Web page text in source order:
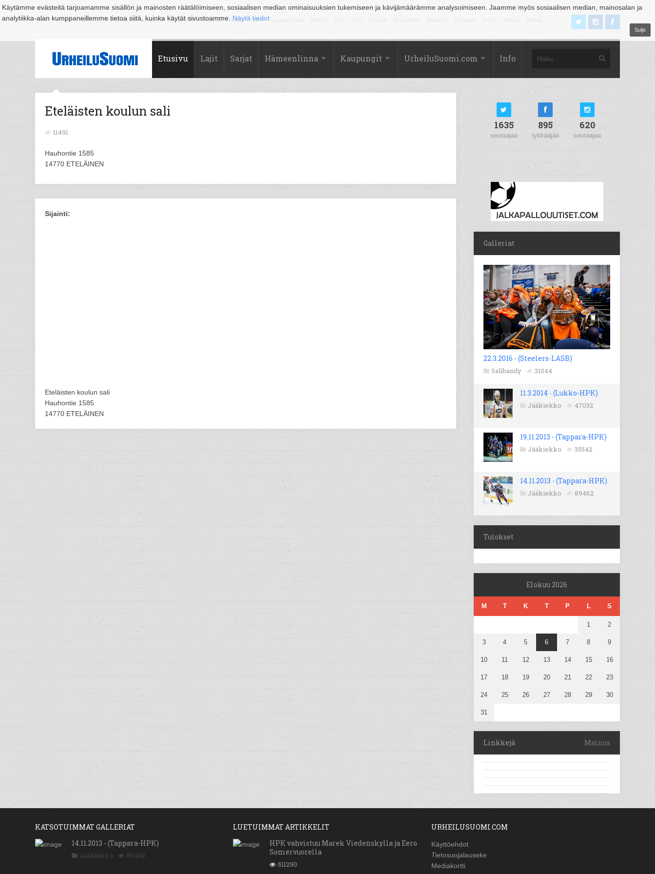
Käytämme evästeitä tarjoamamme sisällön ja mainosten räätälöimiseen, sosiaalisen median ominaisuuksien tukemiseen ja kävijämäärämme analysoimiseen. Jaamme myös sosiaalisen median, mainosalan ja
analytiikka-alan kumppaneillemme tietoa siitä, kuinka käytät sivustoamme. Näytä tiedot
Sulje
Suomi Espoo Helsinki Hämeenlinna Joensuu Jyväskylä Kouvola Kuopio Lahti
Etusivu Lajit Sarjat Hämeenlinna Kaupungit UrheiluSuomi.com Info
Eteläisten koulun sali
11491
Hauhontie 1585
14770 ETELÄINEN
Sijainti:
Eteläisten koulun sali
Hauhontie 1585
14770 ETELÄINEN
1635
seuraajaa
895
tykkääjää
620
seuraajaa
Galleriat
22.3.2016 - (Steelers-LASB)
Salibandy 31044
11.3.2014 - (Lukko-HPK)
Jääkiekko 47032
19.11.2013 - (Tappara-HPK)
Jääkiekko 35542
14.11.2013 - (Tappara-HPK)
Jääkiekko 89462
Tulokset
Elokuu 2026
M T K T P L S
1 2
3 4 5 6 7 8 9
10 11 12 13 14 15 16
17 18 19 20 21 22 23
24 25 26 27 28 29 30
31
Linkkejä Mainos
KATSOTUIMMAT GALLERIAT
14.11.2013 - (Tappara-HPK)
Jääkiekko 89458
LUETUIMMAT ARTIKKELIT
HPK vahvistuu Marek Viedenskylla ja Eero
Somervuorella
511290
URHEILUSUOMI.COM
Käyttöehdot
Tietosuojalauseke
Mediakortti